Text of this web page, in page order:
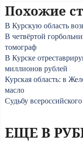
Похожие
В Курскую область
В четвёртой
томограф
В Курске
миллионов рублей
Курская область: в
масло
Судьбу
ЕЩЕ В